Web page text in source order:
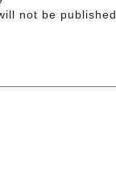
not be published.